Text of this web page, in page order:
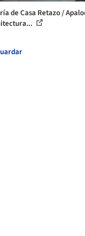
de Casa Retazo /